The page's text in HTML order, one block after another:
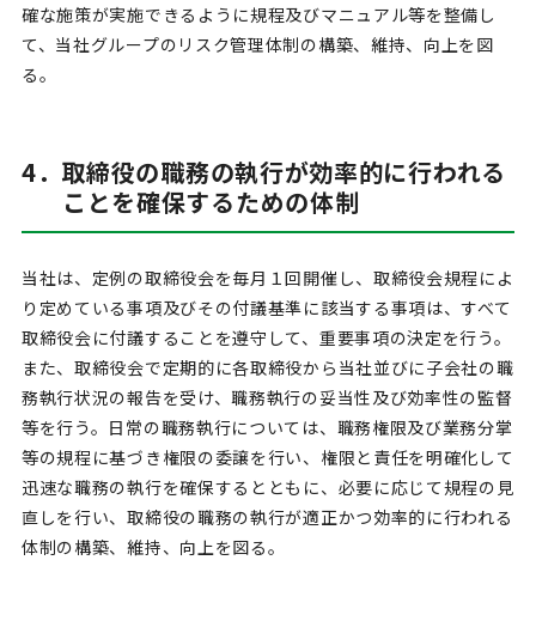
確な施策が実施できるように規程及びマニュアル等を整備し
て、当社グループのリスク管理体制の構築、維持、向上を図
る。
4．取締役の職務の執行が効率的に行われる
ことを確保するための体制
当社は、定例の取締役会を毎月１回開催し、取締役会規程によ
り定めている事項及びその付議基準に該当する事項は、すべて
取締役会に付議することを遵守して、重要事項の決定を行う。
また、取締役会で定期的に各取締役から当社並びに子会社の職
務執行状況の報告を受け、職務執行の妥当性及び効率性の監督
等を行う。日常の職務執行については、職務権限及び業務分掌
等の規程に基づき権限の委譲を行い、権限と責任を明確化して
迅速な職務の執行を確保するとともに、必要に応じて規程の見
直しを行い、取締役の職務の執行が適正かつ効率的に行われる
体制の構築、維持、向上を図る。